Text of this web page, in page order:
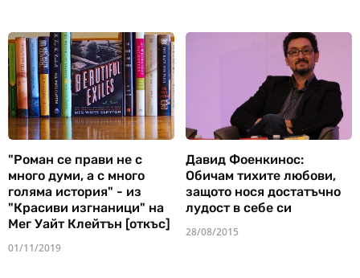
"Роман се прави не с
много думи, а с много
голяма история" - из
"Красиви изгнаници" на
Мег Уайт Клейтън [откъс]
01/11/2019
Давид Фоенкинос:
Обичам тихите любови,
защото нося достатъчно
лудост в себе си
28/08/2015